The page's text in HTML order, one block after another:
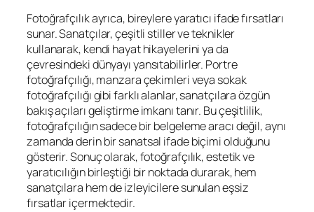
Fotoğrafçılık ayrıca, bireylere yaratıcı ifade fırsatları
sunar. Sanatçılar, çeşitli stiller ve teknikler
kullanarak, kendi hayat hikayelerini ya da
çevresindeki dünyayı yansıtabilirler. Portre
fotoğrafçılığı, manzara çekimleri veya sokak
fotoğrafçılığı gibi farklı alanlar, sanatçılara özgün
bakış açıları geliştirme imkanı tanır. Bu çeşitlilik,
fotoğrafçılığın sadece bir belgeleme aracı değil, aynı
zamanda derin bir sanatsal ifade biçimi olduğunu
gösterir. Sonuç olarak, fotoğrafçılık, estetik ve
yaratıcılığın birleştiği bir noktada durarak, hem
sanatçılara hem de izleyicilere sunulan eşsiz
fırsatlar içermektedir.